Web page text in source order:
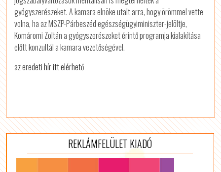
gyógyszerészeket. A kamara elnöke utalt arra, hogy örömmel vette
volna, ha az MSZP-Párbeszéd egészségügyiminiszter-jelöltje,
Komáromi Zoltán a gyógyszerészeket érintő programja kialakítása
előtt konzultál a kamara vezetőségével.
az eredeti hír itt elérhető
REKLÁMFELÜLET KIADÓ